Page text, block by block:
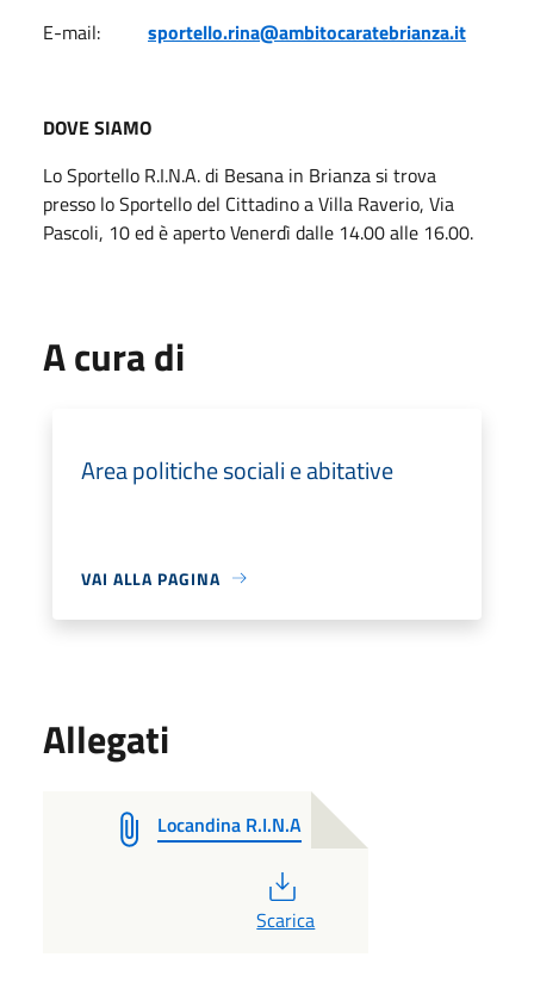
E-mail: sportello.rina@ambitocaratebrianza.it
DOVE SIAMO
Lo Sportello R.I.N.A. di Besana in Brianza si trova
presso lo Sportello del Cittadino a Villa Raverio, Via
Pascoli, 10 ed è aperto Venerdì dalle 14.00 alle 16.00.
A cura di
Area politiche sociali e abitative
VAI ALLA PAGINA
Allegati
Locandina R.I.N.A
Scarica